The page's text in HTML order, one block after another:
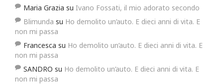
Maria Grazia su Ivano Fossati, il mio adorato secondo
Blimunda su Ho demolito un’auto. E dieci anni di vita. E
non mi passa
Francesca su Ho demolito un’auto. E dieci anni di vita. E
non mi passa
SANDRO su Ho demolito un’auto. E dieci anni di vita. E
non mi passa